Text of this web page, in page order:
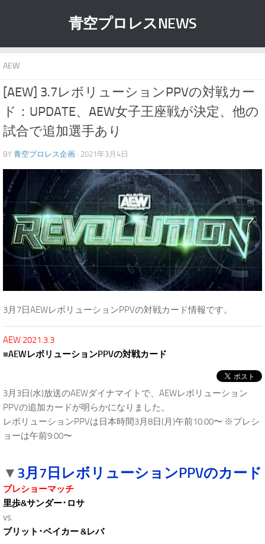
青空プロレスNEWS
AEW
[AEW] 3.7レボリューションPPVの対戦カー
ド：UPDATE、AEW女子王座戦が決定、他の
試合で追加選手あり
BY 青空プロレス企画 · 2021年3月4日
3月7日AEWレボリューションPPVの対戦カード情報です。
AEW 2021.3.3
■AEWレボリューションPPVの対戦カード
3月3日(水)放送のAEWダイナマイトで、AEWレボリューション
PPVの追加カードが明らかになりました。
レボリューションPPVは日本時間3月8日(月)午前10:00〜 ※プレシ
ョーは午前9:00〜
▼ 3月7日レボリューションPPVのカード
プレショーマッチ
里歩&サンダー･ロサ
vs.
ブリット･ベイカー &レバ